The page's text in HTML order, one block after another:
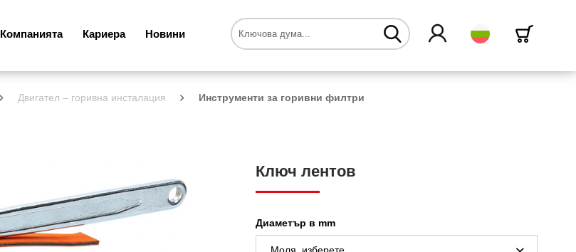
Компанията Кариера Новини български
Двигател – горивна инсталация Инструменти за горивни филтри
Ключ лентов
Диаметър в mm